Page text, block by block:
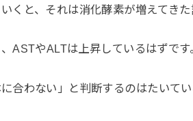
くと、それは消化酵素が増えてきた
ASTやALTは上昇しているはずです
合わない」と判断するのはたいてい